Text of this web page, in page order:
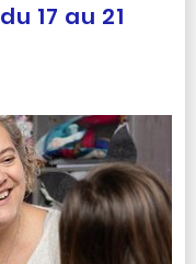
17 au 21